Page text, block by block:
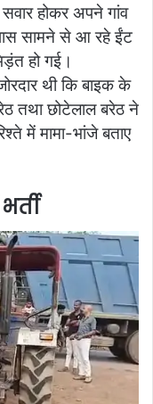
होकर अपने गांव
सामने से आ रहे ईंट
हो गई।
थी कि बाइक के
तथा छोटेलाल बरेठ ने
में मामा-भांजे बताए